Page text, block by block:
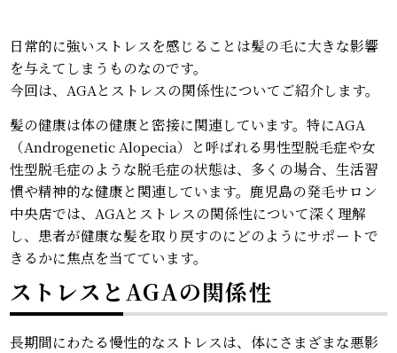
日常的に強いストレスを感じることは髪の毛に大きな影響
を与えてしまうものなのです。
今回は、AGAとストレスの関係性についてご紹介します。
髪の健康は体の健康と密接に関連しています。特にAGA
（Androgenetic Alopecia）と呼ばれる男性型脱毛症や女
性型脱毛症のような脱毛症の状態は、多くの場合、生活習
慣や精神的な健康と関連しています。鹿児島の発毛サロン
中央店では、AGAとストレスの関係性について深く理解
し、患者が健康な髪を取り戻すのにどのようにサポートで
きるかに焦点を当てています。
ストレスとAGAの関係性
長期間にわたる慢性的なストレスは、体にさまざまな悪影